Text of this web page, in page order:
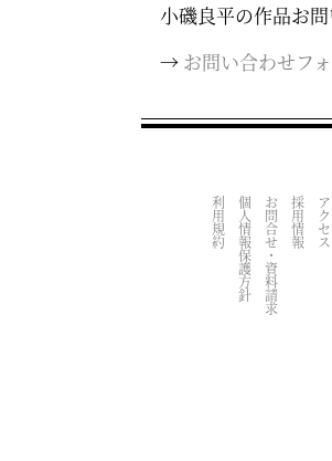
小磯良平の作品お
→ お問い合わせフ
アクセス
採用情報
お問合せ・資料請求
個人情報保護方針
利用規約